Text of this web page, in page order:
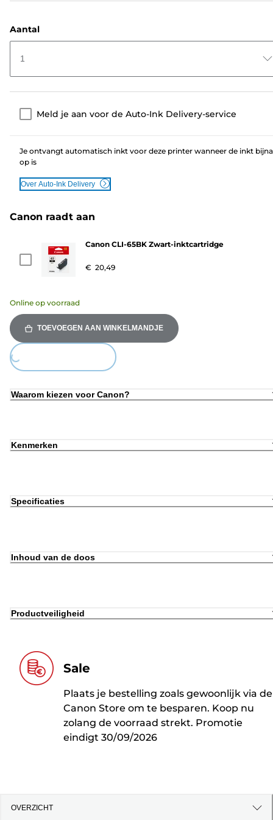
Aantal
1
Meld je aan voor de Auto-Ink Delivery-service
Je ontvangt automatisch inkt voor deze printer wanneer de inkt bijna
op is
Over Auto-Ink Delivery
Canon raadt aan
Canon CLI-65BK Zwart-inktcartridge
€ 20,49
Online op voorraad
TOEVOEGEN AAN WINKELMANDJE
Loading...
Waarom kiezen voor Canon?
Kenmerken
Specificaties
Inhoud van de doos
Productveiligheid
Sale
Plaats je bestelling zoals gewoonlijk via de
Canon Store om te besparen. Koop nu
zolang de voorraad strekt. Promotie
eindigt 30/09/2026
OVERZICHT